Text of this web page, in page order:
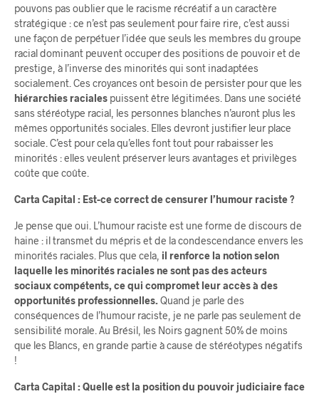
pouvons pas oublier que le racisme récréatif a un caractère
stratégique : ce n’est pas seulement pour faire rire, c’est aussi
une façon de perpétuer l’idée que seuls les membres du groupe
racial dominant peuvent occuper des positions de pouvoir et de
prestige, à l’inverse des minorités qui sont inadaptées
socialement. Ces croyances ont besoin de persister pour que les
hiérarchies raciales puissent être légitimées. Dans une société
sans stéréotype racial, les personnes blanches n’auront plus les
mêmes opportunités sociales. Elles devront justifier leur place
sociale. C’est pour cela qu’elles font tout pour rabaisser les
minorités : elles veulent préserver leurs avantages et privilèges
coûte que coûte.
Carta Capital : Est-ce correct de censurer l’humour raciste ?
Je pense que oui. L’humour raciste est une forme de discours de
haine : il transmet du mépris et de la condescendance envers les
minorités raciales. Plus que cela, il renforce la notion selon
laquelle les minorités raciales ne sont pas des acteurs
sociaux compétents, ce qui compromet leur accès à des
opportunités professionnelles.Quand je parle des
conséquences de l’humour raciste, je ne parle pas seulement de
sensibilité morale. Au Brésil, les Noirs gagnent 50% de moins
que les Blancs, en grande partie à cause de stéréotypes négatifs
!
Carta Capital : Quelle est la position du pouvoir judiciaire face